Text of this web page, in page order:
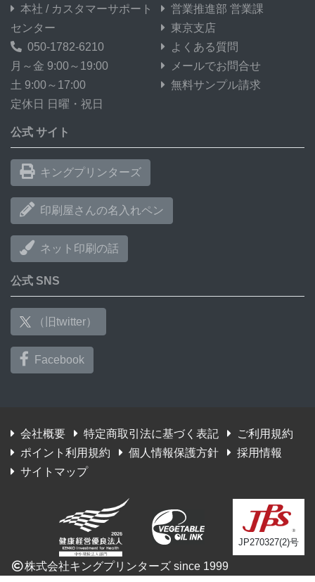
本社 / カスタマーサポート
センター
050-1782-6210
月～金 9:00～19:00
土 9:00～17:00
定休日 日曜・祝日
営業推進部 営業課
東京支店
よくある質問
メールでお問合せ
無料サンプル請求
公式 サイト
キングプリンターズ
印刷屋さんの名入れペン
ネット印刷の話
公式 SNS
（旧twitter）
Facebook
会社概要 特定商取引法に基づく表記
ご利用規約
ポイント利用規約
個人情報保護方針
採用情報
サイトマップ
JP270327(2)号
株式会社キングプリンターズ since 1999